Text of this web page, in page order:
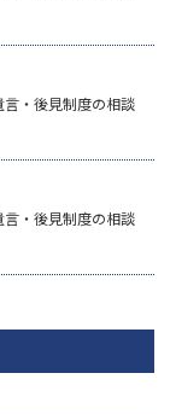
・後見制度の相談
・後見制度の相談